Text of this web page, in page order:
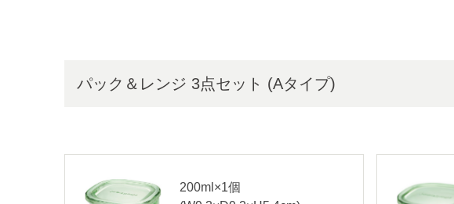
パック＆レンジ 3点セット (Aタイプ)
200ml×1個